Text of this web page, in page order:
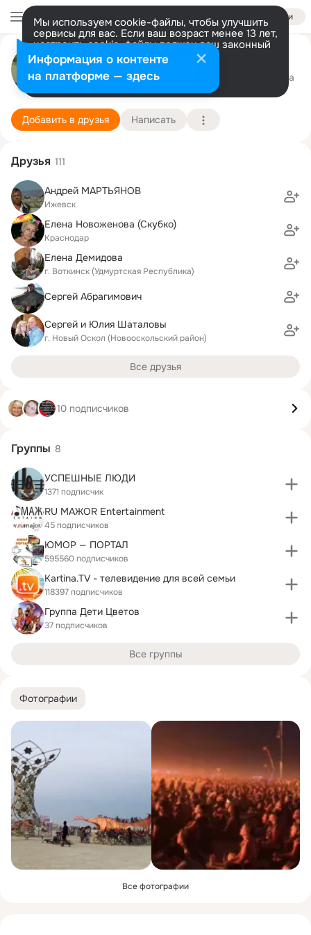
Войти
Мы используем cookie-файлы, чтобы улучшить
сервисы для вас. Если ваш возраст менее 13 лет,
настроить cookie-файлы должен ваш законный
представитель. Больше информации
Разрешить все Настроить
Валерий Сухих
los angeles 4 ноября (104 года)
19 школа
Подробнее
Добавить в друзья Написать
Фотографии
Все фотографии
Друзья 111
Андрей МАРТЬЯНОВ
Ижевск
Елена Новоженова (Скубко)
Краснодар
Елена Демидова
г. Воткинск (Удмуртская Республика)
Сергей Абрагимович
Сергей и Юлия Шаталовы
г. Новый Оскол (Новооскольский район)
Все друзья
10 подписчиков
Группы 8
УСПЕШНЫЕ ЛЮДИ
1371 подписчик
RU МАЖОR Entertainment
45 подписчиков
ЮМОР — ПОРТАЛ
595560 подписчиков
Kartina.TV - телевидение для всей семьи
118397 подписчиков
Группа Дети Цветов
37 подписчиков
Все группы
Информация о контенте
на платформе — здесь